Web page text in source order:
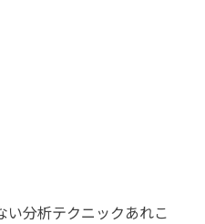
い分析テクニックあれこ